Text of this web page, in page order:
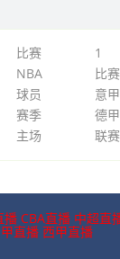
比赛
1
NBA
比
球员
意甲
赛季
德甲
主场 联赛
播 CBA直播 中超直
甲直播 西甲直播